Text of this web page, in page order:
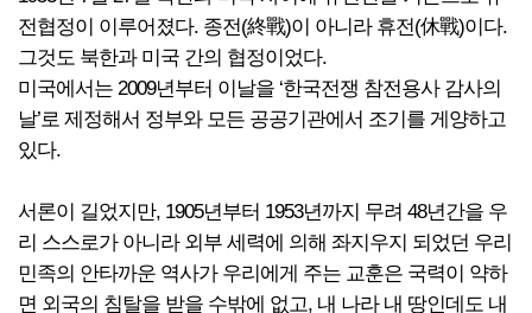
전협정이 이루어졌다. 종전(終戰)이 아니라 휴전(休戰)이다.
그것도 북한과 미국 간의 협정이었다.
미국에서는 2009년부터 이날을 ‘한국전쟁 참전용사 감사의
날’로 제정해서 정부와 모든 공공기관에서 조기를 게양하고
있다.
서론이 길었지만, 1905년부터 1953년까지 무려 48년간을 우
리 스스로가 아니라 외부 세력에 의해 좌지우지 되었던 우리
민족의 안타까운 역사가 우리에게 주는 교훈은 국력이 약하
면 외국의 침탈을 받을 수밖에 없고, 내 나라 내 땅인데도 내